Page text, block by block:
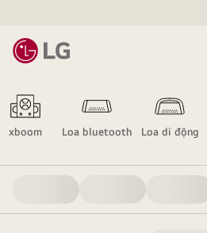
xboom Loa bluetooth Loa di động